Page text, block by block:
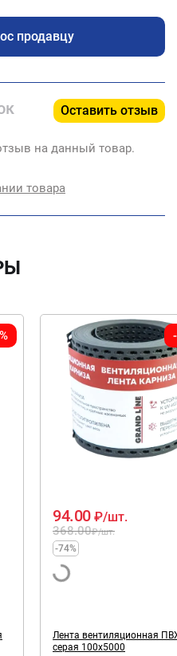
продавцу
Оставить отзыв
на данный товар.
товара
368.00₽/шт.
94.00 ₽/шт.
-74%
Лента вентиляционная
серая 100х5000